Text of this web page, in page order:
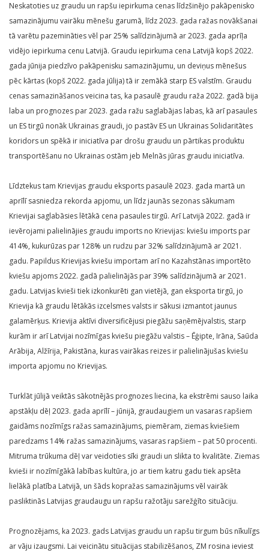
Neskatoties uz graudu un rapšu iepirkuma cenas līdzšinējo pakāpenisko
samazinājumu vairāku mēnešu garumā, līdz 2023. gada ražas novākšanai
tā varētu pazemināties vēl par 25% salīdzinājumā ar 2023. gada aprīļa
vidējo iepirkuma cenu Latvijā. Graudu iepirkuma cena Latvijā kopš 2022.
gada jūnija piedzīvo pakāpenisku samazinājumu, un deviņus mēnešus
pēc kārtas (kopš 2022. gada jūlija) tā ir zemākā starp ES valstīm. Graudu
cenas samazināšanos veicina tas, ka pasaulē graudu raža 2022. gadā bija
laba un prognozes par 2023. gada ražu saglabājas labas, kā arī pasaules
un ES tirgū nonāk Ukrainas graudi, jo pastāv ES un Ukrainas Solidaritātes
koridors un spēkā ir iniciatīva par drošu graudu un pārtikas produktu
transportēšanu no Ukrainas ostām jeb Melnās jūras graudu iniciatīva.
Līdztekus tam Krievijas graudu eksports pasaulē 2023. gada martā un
aprīlī sasniedza rekorda apjomu, un līdz jaunās sezonas sākumam
Krievijai saglabāsies lētākā cena pasaules tirgū. Arī Latvijā 2022. gadā ir
ievērojami palielinājies graudu imports no Krievijas: kviešu imports par
414%, kukurūzas par 128% un rudzu par 32% salīdzinājumā ar 2021.
gadu. Papildus Krievijas kviešu importam arī no Kazahstānas importēto
kviešu apjoms 2022. gadā palielinājās par 39% salīdzinājumā ar 2021.
gadu. Latvijas kvieši tiek izkonkurēti gan vietējā, gan eksporta tirgū, jo
Krievija kā graudu lētākās izcelsmes valsts ir sākusi izmantot jaunus
galamērķus. Krievija aktīvi diversificējusi piegāžu saņēmējvalstis, starp
kurām ir arī Latvijai nozīmīgas kviešu piegāžu valstis – Ēģipte, Irāna, Saūda
Arābija, Alžīrija, Pakistāna, kuras vairākas reizes ir palielinājušas kviešu
importa apjomu no Krievijas.
Turklāt jūlijā veiktās sākotnējās prognozes liecina, ka ekstrēmi sauso laika
apstākļu dēļ 2023. gada aprīlī – jūnijā, graudaugiem un vasaras rapšiem
gaidāms nozīmīgs ražas samazinājums, piemēram, ziemas kviešiem
paredzams 14% ražas samazinājums, vasaras rapšiem – pat 50 procenti.
Mitruma trūkuma dēļ var veidoties sīki graudi un slikta to kvalitāte. Ziemas
kvieši ir nozīmīgākā labības kultūra, jo ar tiem katru gadu tiek apsēta
lielākā platība Latvijā, un šāds kopražas samazinājums vēl vairāk
pasliktinās Latvijas graudaugu un rapšu ražotāju sarežģīto situāciju.
Prognozējams, ka 2023. gads Latvijas graudu un rapšu tirgum būs nīkulīgs
ar vāju izaugsmi. Lai veicinātu situācijas stabilizēšanos, ZM rosina ieviest